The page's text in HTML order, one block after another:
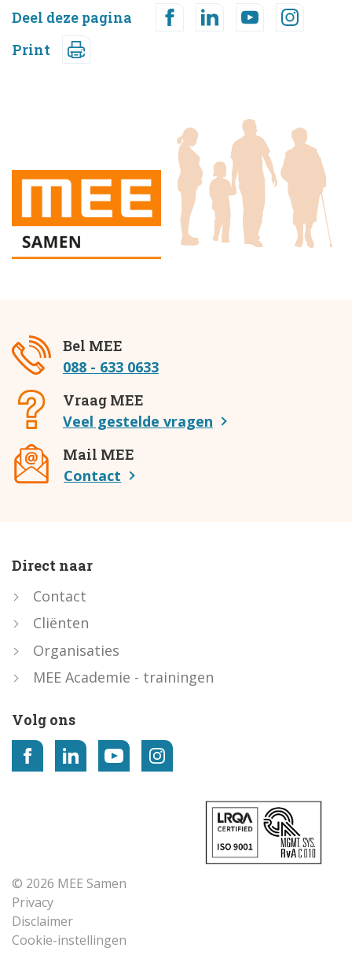
Deel deze pagina
Print
Bel MEE
088 - 633 0633
Vraag MEE
Veel gestelde vragen
Mail MEE
Contact
Direct naar
Contact
Cliënten
Organisaties
MEE Academie - trainingen
Volg ons
© 2026 MEE Samen
Privacy
Disclaimer
Cookie-instellingen